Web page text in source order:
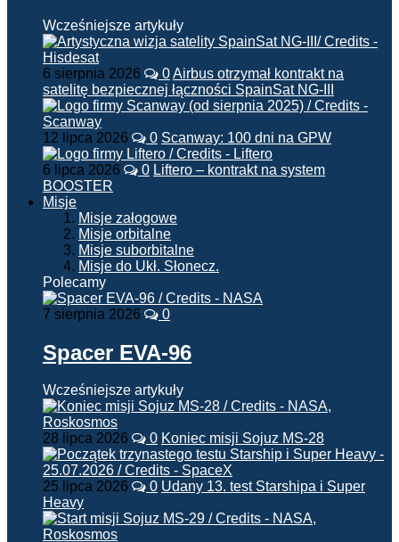
Wcześniejsze artykuły
6 sierpnia 2026 0Airbus otrzymał kontrakt na
satelitę bezpiecznej łączności SpainSat NG-III
12 lipca 2026 0 Scanway: 100 dni na GPW
6 lipca 2026 0 Liftero – kontrakt na system
BOOSTER
Misje
Misje załogowe
Misje orbitalne
Misje suborbitalne
Misje do Ukł. Słonecz.
Polecamy
7 sierpnia 2026 0
Spacer EVA-96
Wcześniejsze artykuły
28 lipca 2026 0 Koniec misji Sojuz MS-28
25 lipca 2026 0 Udany 13. test Starshipa i Super
Heavy